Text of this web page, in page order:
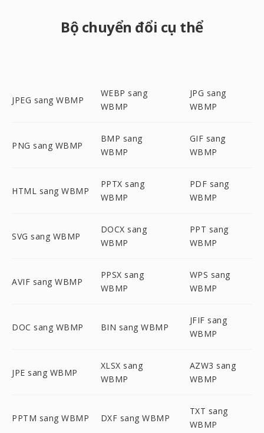
Bộ chuyển đổi cụ thể
JPEG sang WBMP
WEBP sang
WBMP
JPG sang
WBMP
PNG sang WBMP
BMP sang
WBMP
GIF sang
WBMP
HTML sang WBMP
PPTX sang
WBMP
PDF sang
WBMP
SVG sang WBMP
DOCX sang
WBMP
PPT sang
WBMP
AVIF sang WBMP
PPSX sang
WBMP
WPS sang
WBMP
DOC sang WBMP BIN sang WBMP
JFIF sang
WBMP
JPE sang WBMP
XLSX sang
WBMP
AZW3 sang
WBMP
PPTM sang WBMP DXF sang WBMP
TXT sang
WBMP